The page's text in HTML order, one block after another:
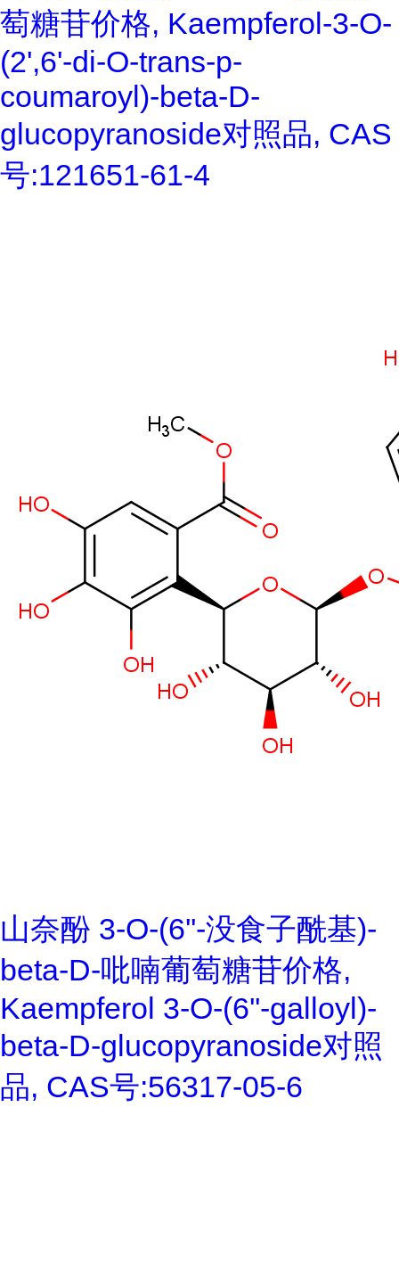
萄糖苷价格, Kaempferol-3-O-
(2',6'-di-O-trans-p-
coumaroyl)-beta-D-
glucopyranoside对照品, CAS
号:121651-61-4
山奈酚 3-O-(6''-没食子酰基)-
beta-D-吡喃葡萄糖苷价格,
Kaempferol 3-O-(6''-galloyl)-
beta-D-glucopyranoside对照
品, CAS号:56317-05-6